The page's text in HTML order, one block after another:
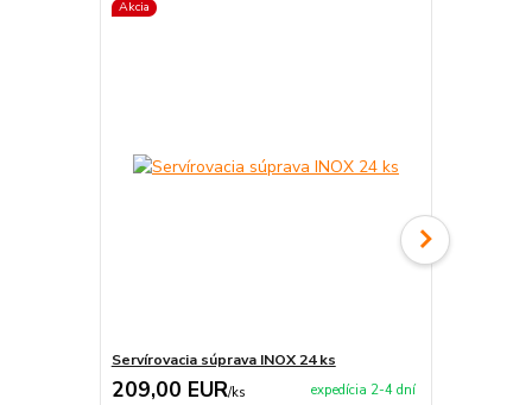
Akcia
Servírovacia súprava INOX 24 ks
209,00 EUR/ks expedícia 2-4 dní